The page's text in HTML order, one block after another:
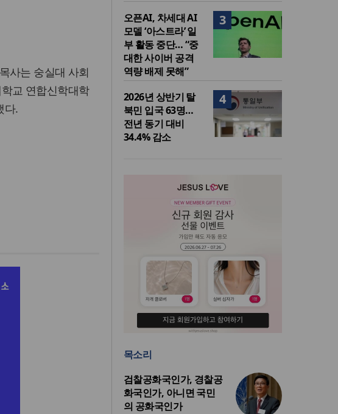
사는 숭실대 사회
교 연합신학대학
다.
3
오픈AI, 차세대 AI
모델 ‘아스트라’ 일
부 활동 중단… “중
대한 사이버 공격
역량 배제 못해”
4
2026년 상반기 탈
북민 입국 63명…
전년 동기 대비
34.4% 감소
목소리
검찰공화국인가, 경찰공
화국인가, 아니면 국민
의 공화국인가